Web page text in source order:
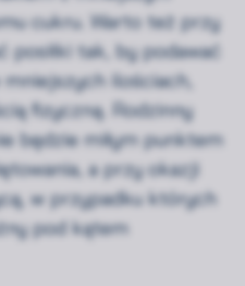
cukru. Warto też przy
posiłki tak, by podawać
mniejszych ilościach,
fizyczną. Rodzinny
będzie miłym punktem
a przy okazji
w przypadku których
pod kątem